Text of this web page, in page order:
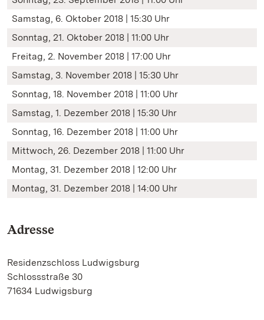
Samstag, 6. Oktober 2018 | 15:30 Uhr
Sonntag, 21. Oktober 2018 | 11:00 Uhr
Freitag, 2. November 2018 | 17:00 Uhr
Samstag, 3. November 2018 | 15:30 Uhr
Sonntag, 18. November 2018 | 11:00 Uhr
Samstag, 1. Dezember 2018 | 15:30 Uhr
Sonntag, 16. Dezember 2018 | 11:00 Uhr
Mittwoch, 26. Dezember 2018 | 11:00 Uhr
Montag, 31. Dezember 2018 | 12:00 Uhr
Montag, 31. Dezember 2018 | 14:00 Uhr
Adresse
Residenzschloss Ludwigsburg
Schlossstraße 30
71634 Ludwigsburg